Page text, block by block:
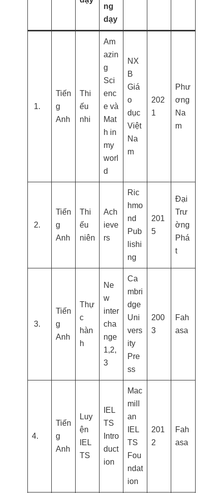
ng
dạy
1.
Tiến
g
Anh
Thi
ếu
nhi
Am
azin
g
Sci
enc
e và
Mat
h in
my
worl
d
NX
B
Giá
o
dục
Việt
Na
m
202
1
Phư
ơng
Na
m
2.
Tiến
g
Anh
Thi
ếu
niên
Ach
ieve
rs
Ric
hmo
nd
Pub
lishi
ng
201
5
Đại
Trư
ờng
Phá
t
3.
Tiến
g
Anh
Thự
c
hàn
h
Ne
w
inter
cha
nge
1,2,
3
Ca
mbri
dge
Uni
vers
ity
Pre
ss
200
3
Fah
asa
4.
Tiến
g
Anh
Luy
ện
IEL
TS
IEL
TS
Intro
duct
ion
Mac
mill
an
IEL
TS
Fou
ndat
ion
201
2
Fah
asa